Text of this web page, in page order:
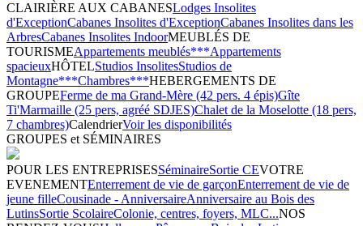
CLAIRIÈRE AUX CABANESLodges Insolites
d'ExceptionCabanes Insolites d'ExceptionCabanes Insolites dans les
ArbresCabanes Insolites IndoorMEUBLÉS DE
TOURISMEAppartements meublés***Appartements
spacieuxHÔTELStudios InsolitesStudios de
Montagne***Chambres***HEBERGEMENTS DE
GROUPEFerme de ma Grand-Mère (42 pers. 4 épis)Gîte
Ti'Marmaille (25 pers, agréé SDJES)Chalet de la Moselotte (18 pers,
7 chambres)CalendrierVoir les disponibilités
GROUPES et SÉMINAIRES
POUR LES ENTREPRISESSéminaireSortie CEVOTRE
EVENEMENTEnterrement de vie de garçonEnterrement de vie de
jeune filleCousinade - AnniversaireAnniversaire au Bois des
LutinsSortie ScolaireColonie, centres, foyers, MLC...NOS